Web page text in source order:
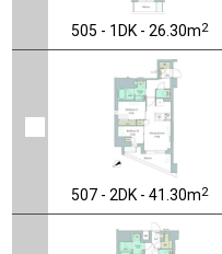
505 - 1DK - 26.30m2
507 - 2DK - 41.30m2